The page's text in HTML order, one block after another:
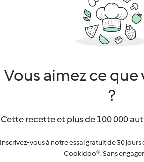
Vous aimez ce que
?
Cette recette et plus de 100 000
Inscrivez-vous à notre essai gratuit de 30
Cookidoo®. Sans